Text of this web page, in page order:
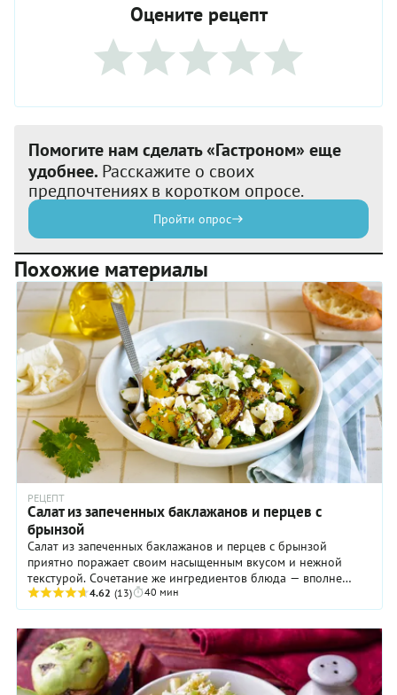
Оцените рецепт
Помогите нам сделать «Гастроном» еще
удобнее. Расскажите о своих
предпочтениях в коротком опросе.
Пройти опрос
Похожие материалы
РЕЦЕПТ
Салат из запеченных баклажанов и перцев с
брынзой
Салат из запеченных баклажанов и перцев с брынзой
приятно поражает своим насыщенным вкусом и нежной
текстурой. Сочетание же ингредиентов блюда — вполне
традиционное для кухонь Болгарии, Греции или ...
4.62 (13) 40 мин